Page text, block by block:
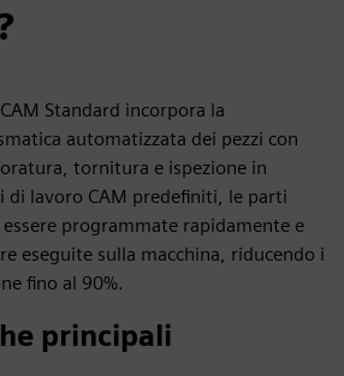
Standard incorpora la
automatizzata dei pezzi con
tornitura e ispezione in
di lavoro CAM predefiniti, le parti
programmate rapidamente e
eseguite sulla macchina, riducendo i
fino al 90%.
principali